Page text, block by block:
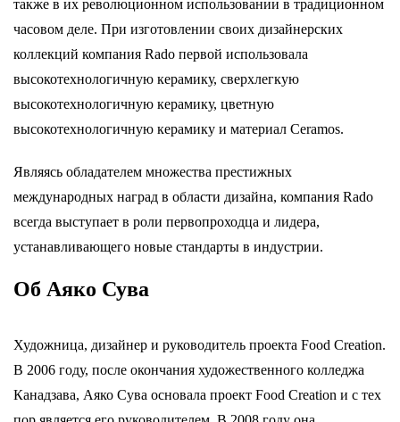
также в их революционном использовании в традиционном
часовом деле. При изготовлении своих дизайнерских
коллекций компания Rado первой использовала
высокотехнологичную керамику, сверхлегкую
высокотехнологичную керамику, цветную
высокотехнологичную керамику и материал Ceramos.
Являясь обладателем множества престижных
международных наград в области дизайна, компания Rado
всегда выступает в роли первопроходца и лидера,
устанавливающего новые стандарты в индустрии.
Об Аяко Сува
Художница, дизайнер и руководитель проекта Food Creation.
В 2006 году, после окончания художественного колледжа
Канадзава, Аяко Сува основала проект Food Creation и с тех